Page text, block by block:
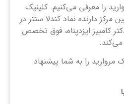
را معرفی می‌کنیم. کلینیک
مرکز دارنده نماد کندلا سنتر در
کامبیز ایزدپناه، فوق تخصص
مروارید را به شما پیشنهاد